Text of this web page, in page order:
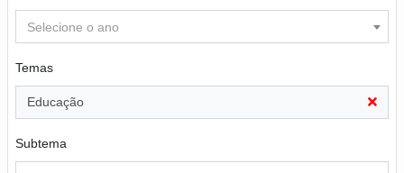
Selecione o ano
Temas
Educação
Subtema